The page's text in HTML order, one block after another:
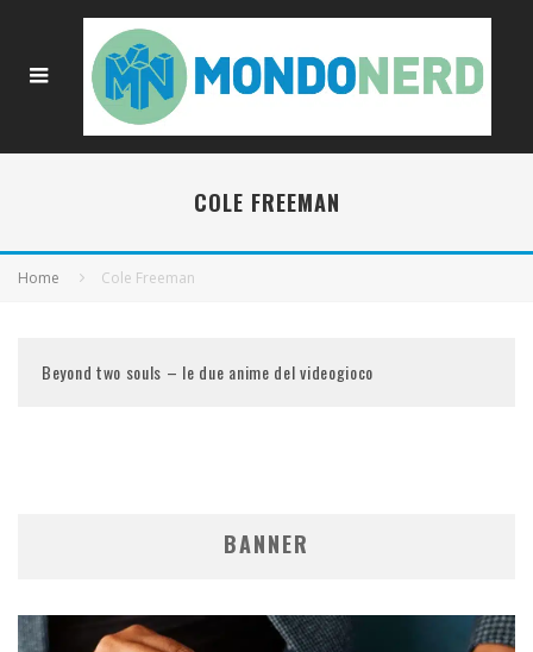
COLE FREEMAN
Home Cole Freeman
Beyond two souls – le due anime del videogioco
BANNER